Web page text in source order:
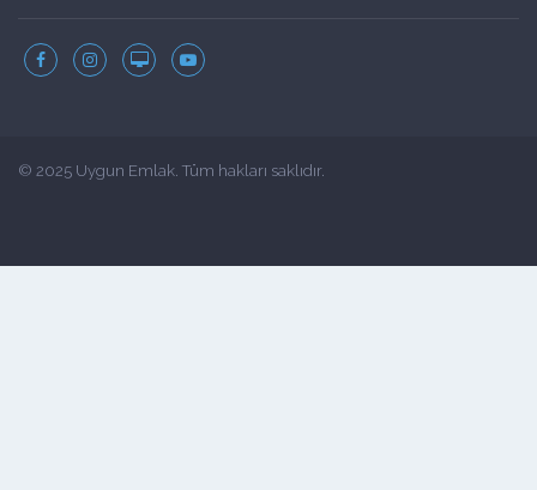
© 2025 Uygun Emlak. Tüm hakları saklıdır.